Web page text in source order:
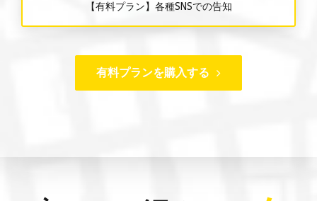
【有料プラン】各種SNSでの告知
有料プランを購入する